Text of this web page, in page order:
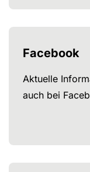
Facebook
Aktuelle
auch bei